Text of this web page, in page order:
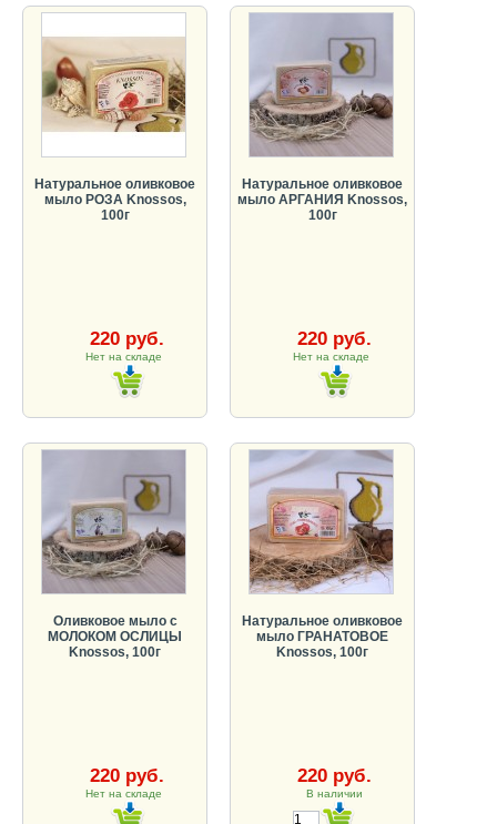
Натуральное оливковое
мыло РОЗА Knossos,
100г
220 руб.
Нет на складе
Натуральное оливковое
мыло АРГАНИЯ Knossos,
100г
220 руб.
Нет на складе
Оливковое мыло с
МОЛОКОМ ОСЛИЦЫ
Knossos, 100г
220 руб.
Нет на складе
Натуральное оливковое
мыло ГРАНАТОВОЕ
Knossos, 100г
220 руб.
В наличии